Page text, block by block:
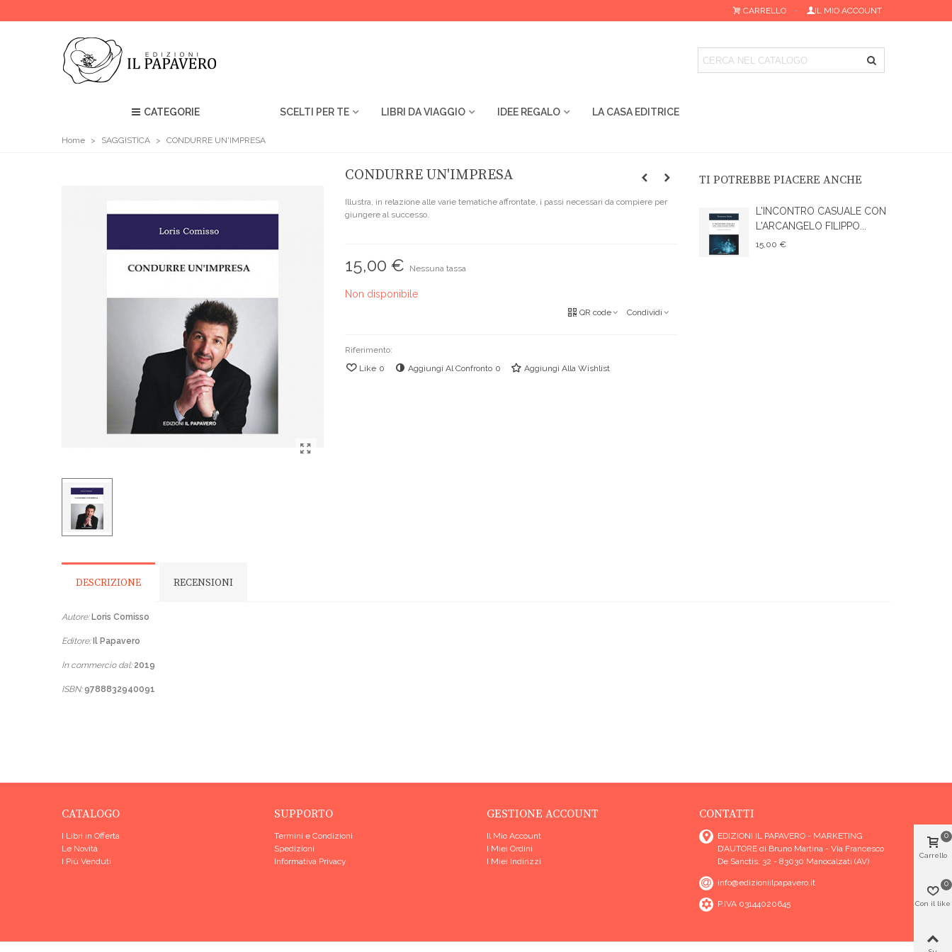
CARRELLO IL MIO ACCOUNT
CATEGORIE SCELTI PER TE LIBRI DA VIAGGIO IDEE REGALO LA CASA EDITRICE
Home > SAGGISTICA > CONDURRE UN'IMPRESA
CONDURRE UN'IMPRESA
Illustra, in relazione alle varie tematiche affrontate, i passi necessari da compiere per
giungere al successo.
15,00 € Nessuna tassa
Non disponibile
QR code Condividi
Riferimento:
Like 0 Aggiungi Al Confronto 0 Aggiungi Alla Wishlist
TI POTREBBE PIACERE ANCHE
L'INCONTRO CASUALE CON
L'ARCANGELO FILIPPO...
15,00 €
DESCRIZIONE RECENSIONI
Autore: Loris Comisso
Editore: Il Papavero
In commercio dal: 2019
ISBN:9788832940091
CATALOGO
I Libri in Offerta
Le Novità
I Più Venduti
SUPPORTO
Termini e Condizioni
Spedizioni
Informativa Privacy
GESTIONE ACCOUNT
Il Mio Account
I Miei Ordini
I Miei Indirizzi
CONTATTI
EDIZIONI IL PAPAVERO - MARKETING
D’AUTORE di Bruno Martina - Via Francesco
De Sanctis, 32 - 83030 Manocalzati (AV)
info@edizioniilpapavero.it
P.IVA 03144020645
Carrello
0
Con il like
0